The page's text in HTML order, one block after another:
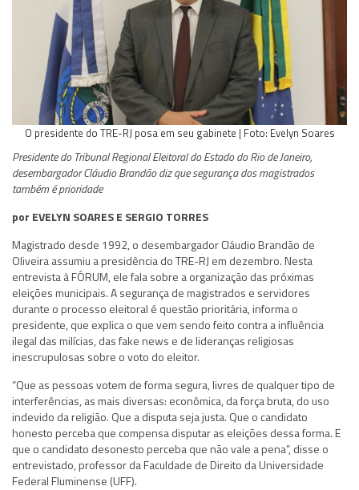
O presidente do TRE-RJ posa em seu gabinete | Foto: Evelyn Soares
Presidente do Tribunal Regional Eleitoral do Estado do Rio de Janeiro,
desembargador Cláudio Brandão diz que segurança dos magistrados
também é prioridade
por EVELYN SOARES E SERGIO TORRES
Magistrado desde 1992, o desembargador Cláudio Brandão de
Oliveira assumiu a presidência do TRE-RJ em dezembro. Nesta
entrevista à FÓRUM, ele fala sobre a organização das próximas
eleições municipais. A segurança de magistrados e servidores
durante o processo eleitoral é questão prioritária, informa o
presidente, que explica o que vem sendo feito contra a influência
ilegal das milícias, das fake news e de lideranças religiosas
inescrupulosas sobre o voto do eleitor.
“Que as pessoas votem de forma segura, livres de qualquer tipo de
interferências, as mais diversas: econômica, da força bruta, do uso
indevido da religião. Que a disputa seja justa. Que o candidato
honesto perceba que compensa disputar as eleições dessa forma. E
que o candidato desonesto perceba que não vale a pena”, disse o
entrevistado, professor da Faculdade de Direito da Universidade
Federal Fluminense (UFF).